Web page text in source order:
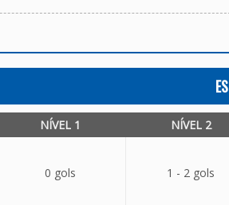
NÍVEL 1 NÍVEL 2
0 gols 1 - 2 gols